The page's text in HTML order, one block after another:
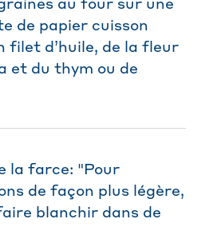
au four sur une
de papier cuisson
filet d’huile, de la fleur
et du thym ou de
la farce: "Pour
de façon plus légère,
blanchir dans de